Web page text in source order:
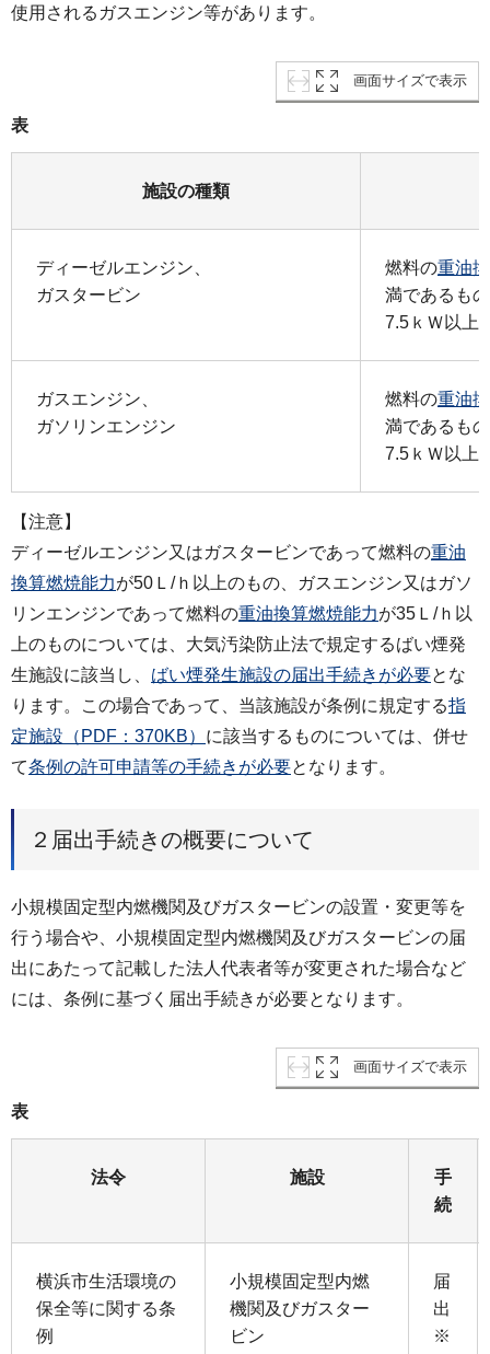
使用されるガスエンジン等があります。
画面サイズで表示
表
施設の種類
ディーゼルエンジン、
ガスタービン
燃料の重油
満であるも
7.5ｋＷ以上
ガスエンジン、
ガソリンエンジン
燃料の重油
満であるも
7.5ｋＷ以上
【注意】
ディーゼルエンジン又はガスタービンであって燃料の重油
換算燃焼能力が50Ｌ/ｈ以上のもの、ガスエンジン又はガソ
リンエンジンであって燃料の重油換算燃焼能力が35Ｌ/ｈ以
上のものについては、大気汚染防止法で規定するばい煙発
生施設に該当し、 ばい煙発生施設の届出手続きが必要とな
ります。この場合であって、当該施設が条例に規定する指
定施設（PDF：370KB） に該当するものについては、併せ
て条例の許可申請等の手続きが必要となります。
２届出手続きの概要について
小規模固定型内燃機関及びガスタービンの設置・変更等を
行う場合や、小規模固定型内燃機関及びガスタービンの届
出にあたって記載した法人代表者等が変更された場合など
には、条例に基づく届出手続きが必要となります。
画面サイズで表示
表
法令 施設
手
続
横浜市生活環境の
保全等に関する条
例
小規模固定型内燃
機関及びガスター
ビン
届
出
※